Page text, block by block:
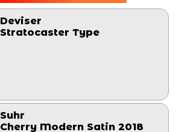
Deviser
Stratocaster Type
Suhr
Cherry Modern Satin 2018